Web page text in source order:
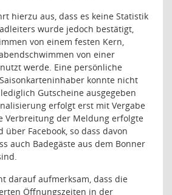
hierzu aus, dass es keine Statistik
wurde jedoch bestätigt,
von einem festen Kern,
von einer
werde. Eine persönliche
konnte nicht
Gutscheine ausgegeben
erfolgt erst mit Vergabe
Verbreitung der Meldung erfolgte
über Facebook, so dass davon
auch Badegäste aus dem Bonner
darauf aufmerksam, dass die
Öffnungszeiten in der